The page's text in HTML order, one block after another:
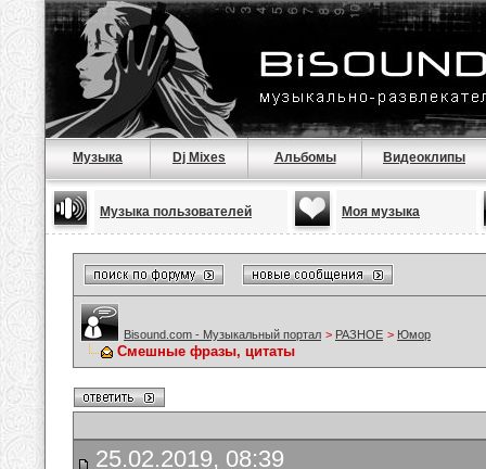
Музыка Dj Mixes Альбомы Видеоклипы
Музыка пользователей Моя музыка
Bisound.com - Музыкальный портал > РАЗНОЕ > Юмор
Смешные фразы, цитаты
25.02.2019, 08:39